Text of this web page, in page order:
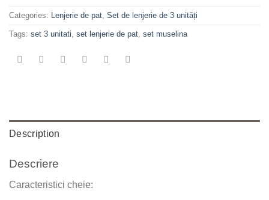
Categories: Lenjerie de pat Set de lenjerie de 3 unități
Tags: set 3 unitati set lenjerie de pat set muselina
Description
Descriere
Caracteristici cheie: